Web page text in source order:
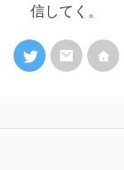
信してく。